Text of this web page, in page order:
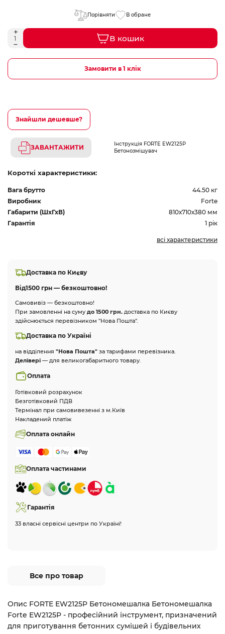
Порівняти В обране
В кошик
Замовити в 1 клік
Знайшли дешевше?
ЗАВАНТАЖИТИ
Інструкція FORTE EW2125P
Бетонозмішувач
Короткі характеристики:
Вага брутто
44.50 кг
Виробник
Forte
Габарити (ШхГхВ)
810х710х380 мм
Гарантія
1 рік
всі характеристики
Доставка по Києву
Від1500 грн — безкоштовно!
Самовивіз — безкоштовно!
При замовленні на суму до 1500 грн. доставка по Києву
здійснюється перевізником "Нова Пошта".
Доставка по Україні
на відділення "Нова Пошта" за тарифами перевізника.
Делівері — для великогабаритного товару.
Оплата
Готівковий розрахунок
Безготівковий ПДВ
Термінал при самовивезенні з м.Київ
Накладений платіж
Оплата онлайн
Оплата частинами
Гарантія
33 власні сервісні центри по Україні!
Все про товар
Опис FORTE EW2125P Бетономешалка Бетономешалка
Forte EW2125P - професійний інструмент, призначений
для приготування бетонних сумішей і будівельних